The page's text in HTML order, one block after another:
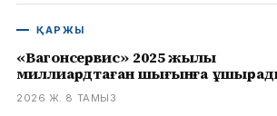
ҚАРЖЫ
«Вагонсервис» 2025 жылы
миллиардтаған шығынға
2026 Ж. 8 ТАМЫЗ